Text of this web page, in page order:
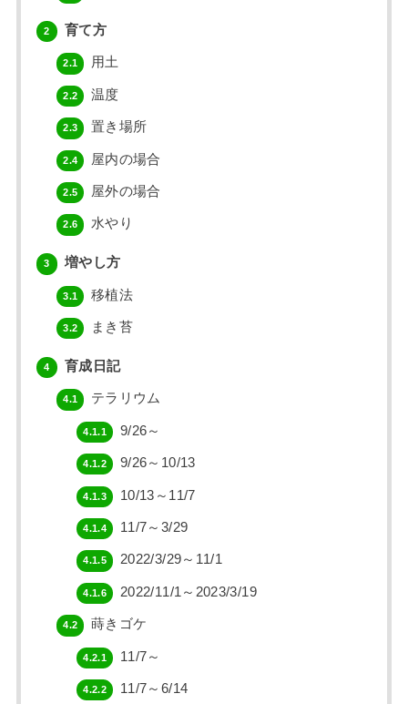
2 育て方
2.1 用土
2.2 温度
2.3 置き場所
2.4 屋内の場合
2.5 屋外の場合
2.6 水やり
3 増やし方
3.1 移植法
3.2 まき苔
4 育成日記
4.1 テラリウム
4.1.1 9/26～
4.1.2 9/26～10/13
4.1.3 10/13～11/7
4.1.4 11/7～3/29
4.1.5 2022/3/29～11/1
4.1.6 2022/11/1～2023/3/19
4.2 蒔きゴケ
4.2.1 11/7～
4.2.2 11/7～6/14